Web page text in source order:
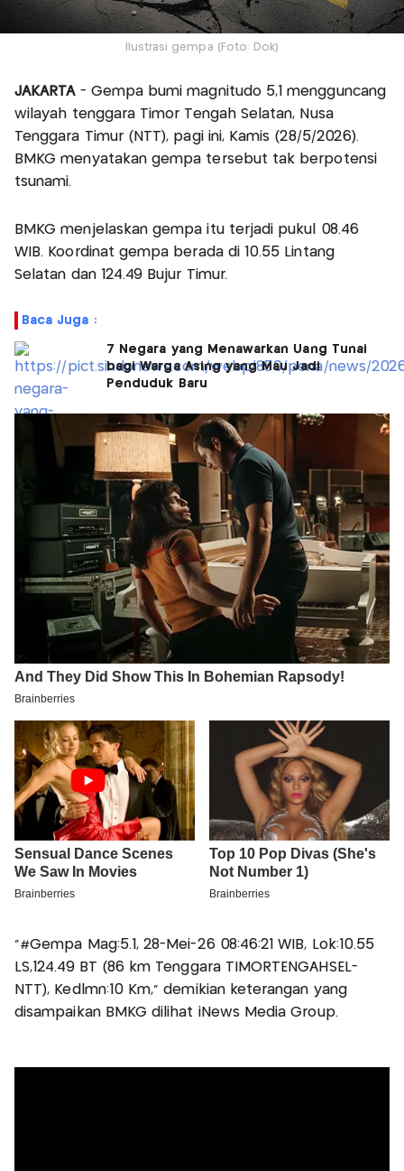
Ilustrasi gempa (Foto: Dok)
JAKARTA - Gempa bumi magnitudo 5,1 mengguncang
wilayah tenggara Timor Tengah Selatan, Nusa
Tenggara Timur (NTT), pagi ini, Kamis (28/5/2026).
BMKG menyatakan gempa tersebut tak berpotensi
tsunami.
BMKG menjelaskan gempa itu terjadi pukul 08.46
WIB. Koordinat gempa berada di 10.55 Lintang
Selatan dan 124.49 Bujur Timur.
Baca Juga :
7 Negara yang Menawarkan Uang Tunai
bagi Warga Asing yang Mau Jadi
Penduduk Baru
“#Gempa Mag:5.1, 28-Mei-26 08:46:21 WIB, Lok:10.55
LS,124.49 BT (86 km Tenggara TIMORTENGAHSEL-
NTT), Kedlmn:10 Km,” demikian keterangan yang
disampaikan BMKG dilihat iNews Media Group.